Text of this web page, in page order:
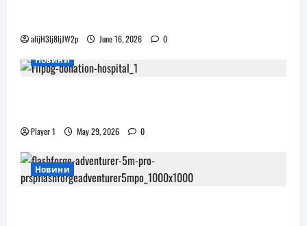
alijH3lj8ljJW2p June 16, 2026
0
Новини
Player 1 May 29, 2026 0
Новини